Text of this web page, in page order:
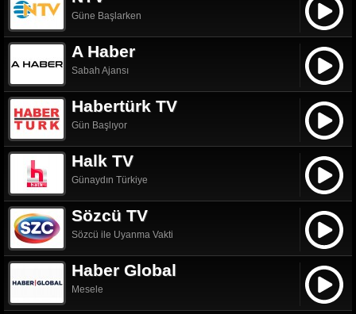
Güne Başlarken
A Haber
Sabah Ajansı
Habertürk TV
Gün Başlıyor
Halk TV
Günaydın Türkiye
Sözcü TV
Sözcü ile Uyanma Vakti
Haber Global
Mesele